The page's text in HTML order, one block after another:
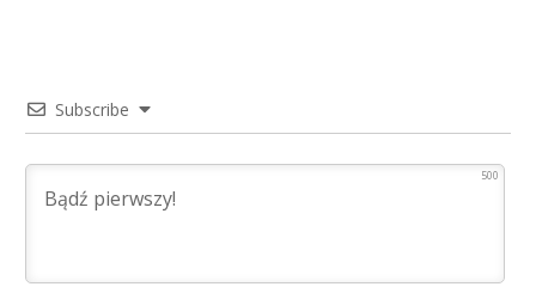
Subscribe
500